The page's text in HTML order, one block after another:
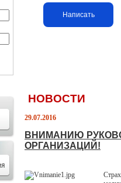
Написать
НОВОСТИ
29.07.2016
ВНИМАНИЮ
ОРГАНИЗАЦИЙ!